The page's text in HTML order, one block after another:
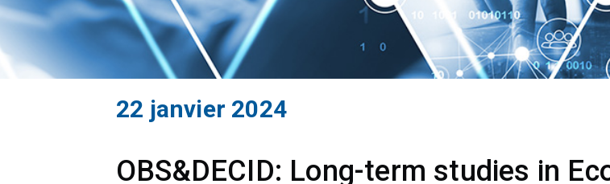
22 janvier 2024
OBS&DECID: Long-term studies in